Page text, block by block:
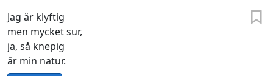
Jag är klyftig
men mycket sur,
ja, så knepig
är min natur.